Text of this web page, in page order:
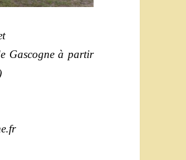
Gascogne à partir